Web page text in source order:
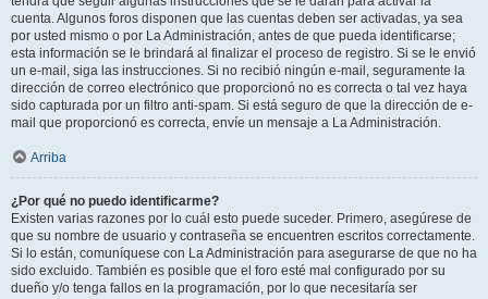
cuenta. Algunos foros disponen que las cuentas deben ser activadas, ya sea
por usted mismo o por La Administración, antes de que pueda identificarse;
esta información se le brindará al finalizar el proceso de registro. Si se le envió
un e-mail, siga las instrucciones. Si no recibió ningún e-mail, seguramente la
dirección de correo electrónico que proporcionó no es correcta o tal vez haya
sido capturada por un filtro anti-spam. Si está seguro de que la dirección de e-
mail que proporcionó es correcta, envíe un mensaje a La Administración.
Arriba
¿Por qué no puedo identificarme?
Existen varias razones por lo cuál esto puede suceder. Primero, asegúrese de
que su nombre de usuario y contraseña se encuentren escritos correctamente.
Si lo están, comuníquese con La Administración para asegurarse de que no ha
sido excluido. También es posible que el foro esté mal configurado por su
dueño y/o tenga fallos en la programación, por lo que necesitaría ser